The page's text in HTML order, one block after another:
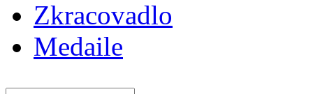
Zkracovadlo
Medaile